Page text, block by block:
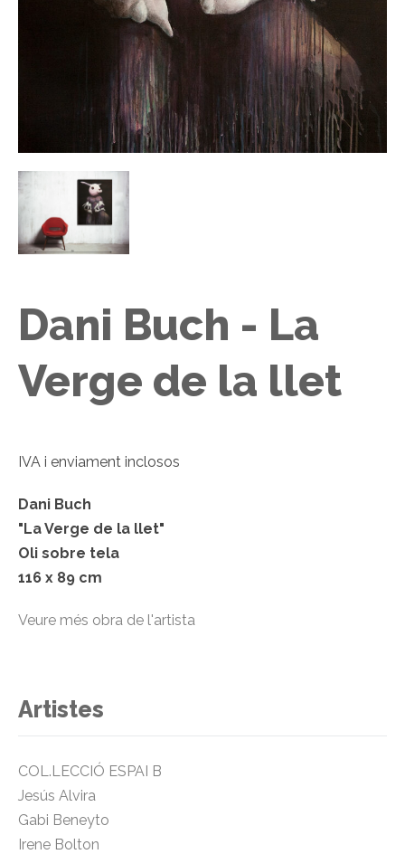
Artistes
COL.LECCIÓ ESPAI B
Jesús Alvira
Gabi Beneyto
Irene Bolton
Dani Buch - La
Verge de la llet
IVA i enviament inclosos
Dani Buch
"La Verge de la llet"
Oli sobre tela
116 x 89 cm
Veure més obra de l'artista